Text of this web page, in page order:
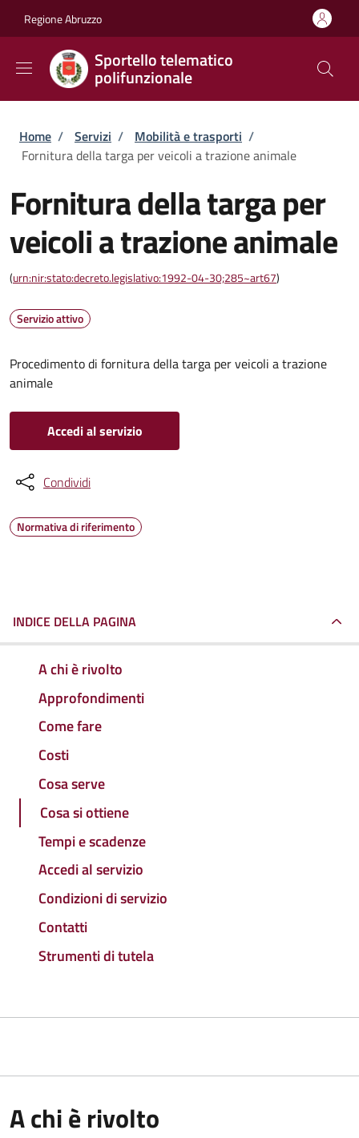
Regione Abruzzo
Sportello telematico
polifunzionale
Briciole di pane
Home / Servizi / Mobilità e trasporti /
Fornitura della targa per veicoli a trazione animale
Fornitura della targa per
veicoli a trazione animale
(urn:nir:stato:decreto.legislativo:1992-04-30;285~art67)
Servizio attivo
Procedimento di fornitura della targa per veicoli a trazione
animale
Accedi al servizio
Condividi
Normativa di riferimento
INDICE DELLA PAGINA
A chi è rivolto
Approfondimenti
Come fare
Costi
Cosa serve
Cosa si ottiene
Tempi e scadenze
Accedi al servizio
Condizioni di servizio
Contatti
Strumenti di tutela
A chi è rivolto